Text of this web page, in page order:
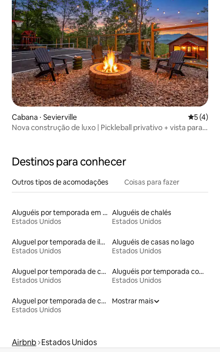
Cabana ⋅ Sevierville 5 de
5 (4)
Nova construção de luxo | Pickleball privativo + vista para
Destinos para conhecer
Outros tipos de acomodações Coisas para fazer
Aluguéis por temporada em albergue
Estados Unidos
Aluguéis de chalés
Estados Unidos
Aluguel por temporada de ilhas
Estados Unidos
Aluguéis de casas no lago
Estados Unidos
Aluguel por temporada de castelos
Estados Unidos
Aluguéis por temporada com cama de altura acessível
Estados Unidos
Aluguel por temporada de casas na árvore
Estados Unidos
Mostrar mais
Airbnb Estados Unidos